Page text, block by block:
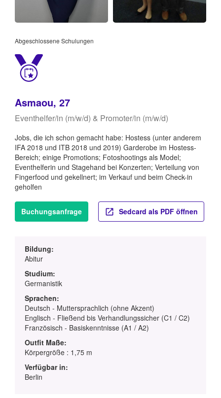
Abgeschlossene Schulungen
Asmaou, 27
Eventhelfer/in (m/w/d) & Promoter/in (m/w/d)
Jobs, die ich schon gemacht habe: Hostess (unter anderem
IFA 2018 und ITB 2018 und 2019) Garderobe im Hostess-
Bereich; einige Promotions; Fotoshootings als Model;
Eventhelferin und Stagehand bei Konzerten; Verteilung von
Fingerfood und gekellnert; im Verkauf und beim Check-in
geholfen
Buchungsanfrage Sedcard als PDF öffnen
Bildung:
Abitur
Studium:
Germanistik
Sprachen:
Deutsch - Muttersprachlich (ohne Akzent)
Englisch - Fließend bis Verhandlungssicher (C1 / C2)
Französisch - Basiskenntnisse (A1 / A2)
Outfit Maße:
Körpergröße : 1,75 m
Verfügbar in:
Berlin